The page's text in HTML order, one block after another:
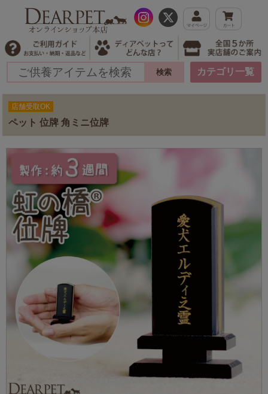
カテゴリ一覧
店舗受取OK
ペット 位牌 角ミニ位牌